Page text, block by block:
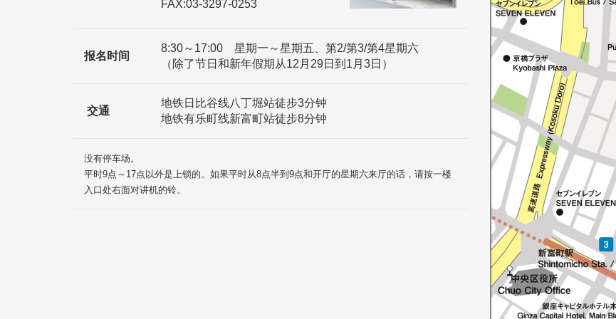
FAX:03-3297-0253
报名时间
8:30～17:00 星期一～星期五、第2/第3/第4星期六
（除了节日和新年假期从12月29日到1月3日）
交通
地铁日比谷线八丁堀站徒步3分钟
地铁有乐町线新富町站徒步8分钟
没有停车场。
平时9点～17点以外是上锁的。如果平时从8点半到9点和开厅的星期六来厅的话，请按一楼
入口处右面对讲机的铃。